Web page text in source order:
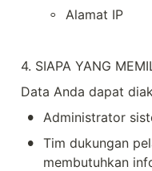
◦ Alamat IP
4. SIAPA YANG
Data Anda dapat
• Administrator
• Tim dukungan
membutuhkan